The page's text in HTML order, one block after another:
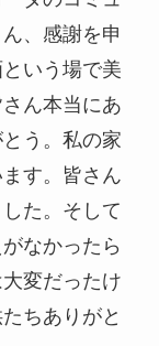
、感謝を申
いう場で美
ん本当にあ
う。私の家
す。皆さん
た。そして
なかったら
変だったけ
ちありがと